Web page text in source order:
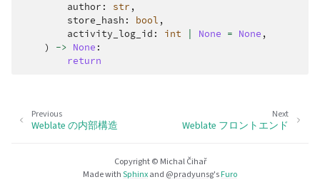
author : str ,
store_hash : bool ,
activity_log_id : int None = None ,
)
-> None :
return
Next
Weblate フロントエンド
Previous
Weblate の内部構造
Copyright © Michal Čihař
Made withSphinxand @pradyunsg'sFuro